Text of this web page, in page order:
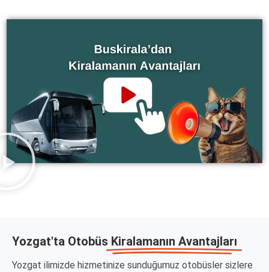
Yozgat'ta Otobüs Kiralamanın Avantajları
Yozgat ilimizde hizmetinize sunduğumuz otobüsler sizlere